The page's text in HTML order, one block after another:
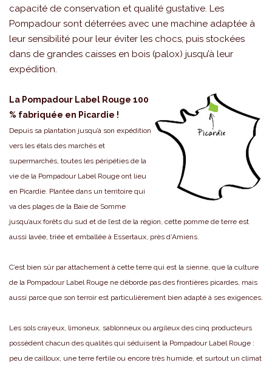
capacité de conservation et qualité gustative. Les
Pompadour sont déterrées avec une machine adaptée à
leur sensibilité pour leur éviter les chocs, puis stockées
dans de grandes caisses en bois (palox) jusqu’à leur
expédition.
La Pompadour Label Rouge 100
% fabriquée en Picardie !
Depuis sa plantation jusqu’à son expédition
vers les étals des marchés et
supermarchés, toutes les péripéties de la
vie de la Pompadour Label Rouge ont lieu
en Picardie. Plantée dans un territoire qui
va des plages de la Baie de Somme
jusqu’aux forêts du sud et de l’est de la région, cette pomme de terre est
aussi lavée, triée et emballée à Essertaux, près d’Amiens.
C’est bien sûr par attachement à cette terre qui est la sienne, que la culture
de la Pompadour Label Rouge ne déborde pas des frontières picardes, mais
aussi parce que son terroir est particulièrement bien adapté à ses exigences.
Les sols crayeux, limoneux, sablonneux ou argileux des cinq producteurs
possèdent chacun des qualités qui séduisent la Pompadour Label Rouge :
peu de cailloux, une terre fertile ou encore très humide, et surtout un climat